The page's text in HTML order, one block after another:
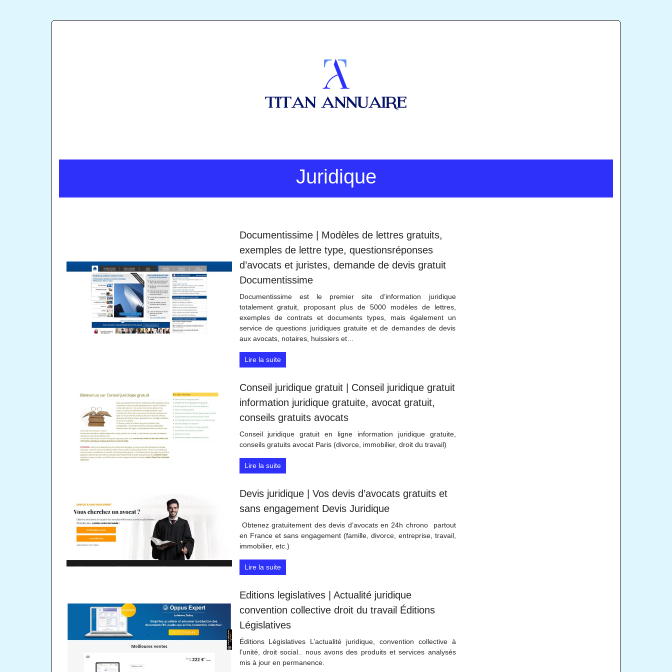
Juridique
Documen­tis­si­me | Modèles de lettres gratuits,
exemples de lettre type, questionsréponses
d’avocats et juristes, demande de devis gratuit
Documen­tis­si­me
Documentissime est le premier site d’information juridique
totalement gratuit, proposant plus de 5000 modèles de lettres,
exemples de contrats et documents types, mais également un
service de questions juridiques gratuite et de demandes de devis
aux avocats, notaires, huissiers et…
Lire la suite
Conseil juridique gratuit | Conseil juridique gratuit
information juridique gratuite, avocat gratuit,
conseils gratuits avocats
Conseil juridique gratuit en ligne information juridique gratuite,
conseils gratuits avocat Paris (divorce, immobilier, droit du travail)
Lire la suite
Devis juridique | Vos devis d’avocats gratuits et
sans engagement Devis Juridique
️ Obtenez gratuitement des devis d’avocats en 24h chrono ️ partout
en France et sans engagement (famille, divorce, entreprise, travail,
immobilier, etc.)
Lire la suite
Editions legis­lati­ves | Actualité juridique
convention collective droit du travail Éditions
Légis­lati­ves
Éditions Législatives L’actualité juridique, convention collective à
l’unité, droit social.. nous avons des produits et services analysés
mis à jour en permanence.